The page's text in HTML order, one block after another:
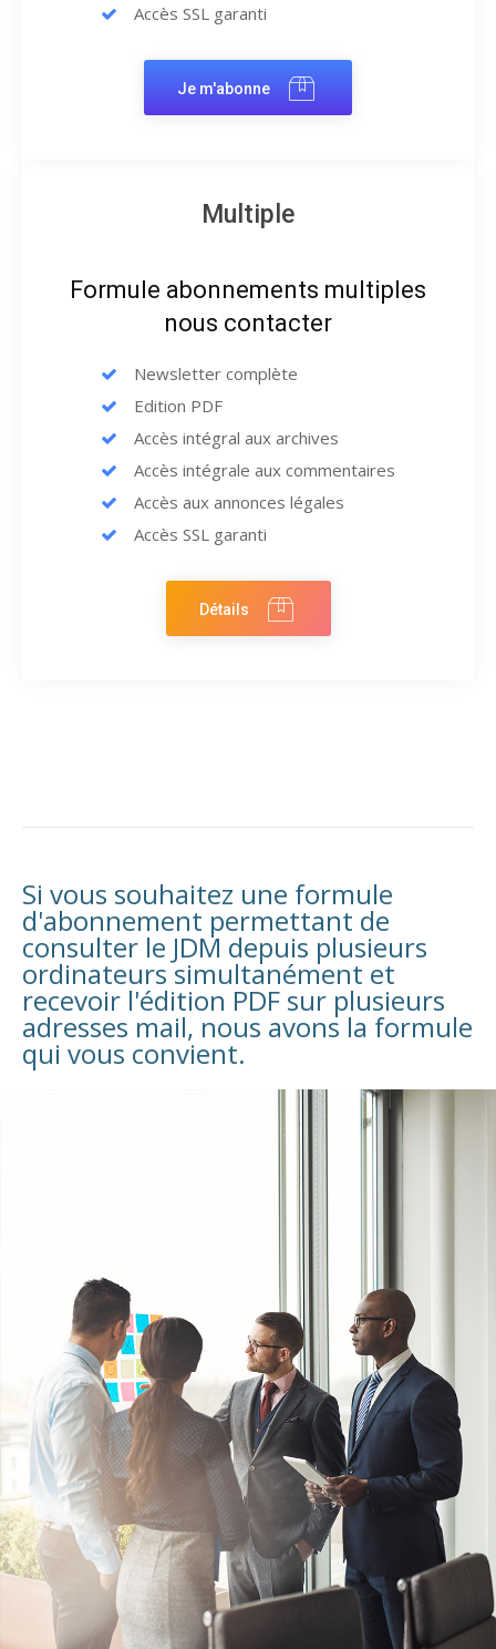
Accès SSL garanti
Je m'abonne
Multiple
Formule abonnements multiples
nous contacter
Newsletter complète
Edition PDF
Accès intégral aux archives
Accès intégrale aux commentaires
Accès aux annonces légales
Accès SSL garanti
Détails
Si vous souhaitez une formule
d'abonnement permettant de
consulter le JDM depuis plusieurs
ordinateurs simultanément et
recevoir l'édition PDF sur plusieurs
adresses mail, nous avons la formule
qui vous convient.